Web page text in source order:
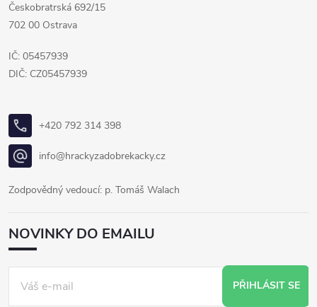
Českobratrská 692/15
702 00 Ostrava
IČ: 05457939
DIČ: CZ05457939
+420 792 314 398
info@hrackyzadobrekacky.cz
Zodpovědný vedoucí: p. Tomáš Walach
NOVINKY DO EMAILU
PŘIHLÁSIT SE